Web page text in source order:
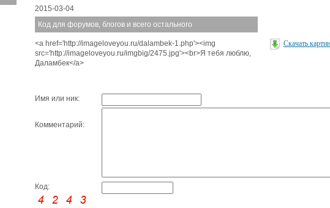
2015-03-04
Код для форумов, блогов и всего остального
<a href='http://imageloveyou.ru/dalambek-1.php'><img
src='http://imageloveyou.ru/imgbig/2475.jpg'><br>Я тебя люблю,
Даламбек</a>
Скачать
Имя или ник:
Комментарий:
Код: